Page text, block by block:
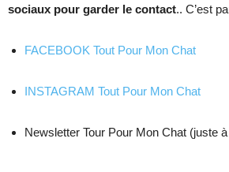
sociaux pour garder le contact.. C’est
FACEBOOK Tout Pour Mon Chat
INSTAGRAM Tout Pour Mon Chat
Newsletter Tour Pour Mon Chat (juste